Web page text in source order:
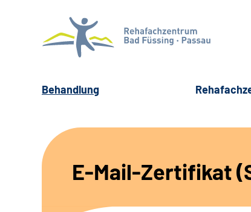
Behandlung
E-Mail-Zertifikat